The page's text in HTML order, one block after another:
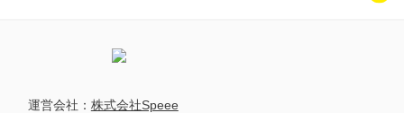
運営会社： 株式会社Speee